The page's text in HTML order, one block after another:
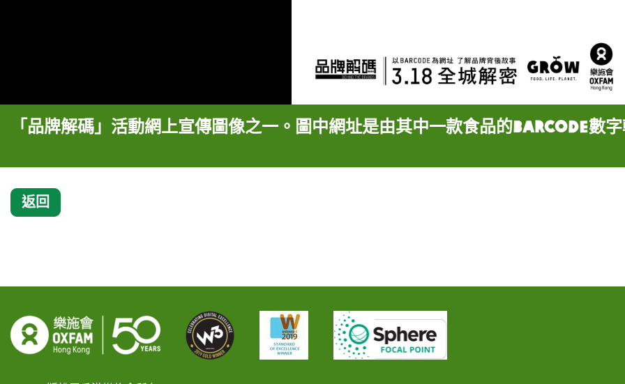
「品牌解碼」活動網上宣傳圖像之一。圖中網址是由其中一款食品的barcode數
返回